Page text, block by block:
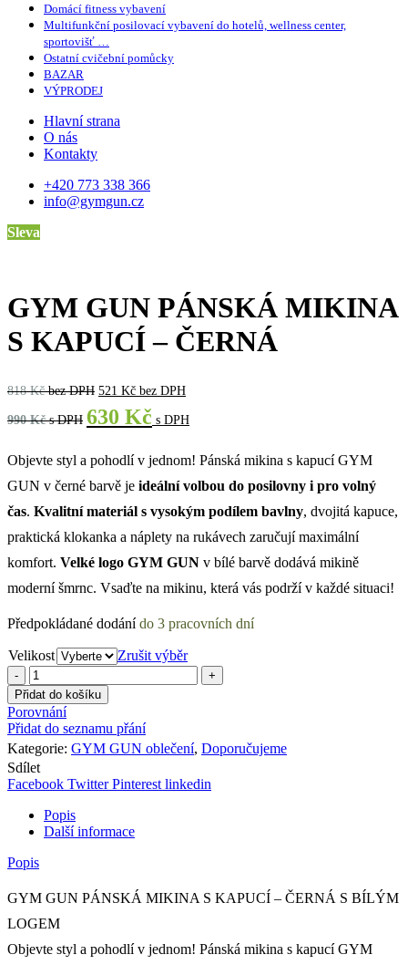
Domácí fitness vybavení
Multifunkční posilovací vybavení do hotelů, wellness center,
sportovišť …
Ostatní cvičební pomůcky
BAZAR
VÝPRODEJ
Hlavní strana
O nás
Kontakty
+420 773 338 366
info@gymgun.cz
Sleva
GYM GUN PÁNSKÁ MIKINA
S KAPUCÍ – ČERNÁ
818Kčbez DPH 521 Kč bez DPH
990Kčs DPH 630 Kč s DPH
Objevte styl a pohodlí v jednom! Pánská mikina s kapucí GYM
GUN v černé barvě je ideální volbou do posilovny i pro volný
čas. Kvalitní materiál s vysokým podílem bavlny, dvojitá kapuce,
praktická klokanka a náplety na rukávech zaručují maximální
komfort. Velké logo GYM GUN v bílé barvě dodává mikině
moderní šmrnc. Vsaďte na mikinu, která vás podrží v každé situaci!
Country
region:
Předpokládané dodánído 3 pracovních dní
Velikost
Zrušit výběr
GYM
GUN
PÁNSKÁ
MIKINA
S
KAPUCÍ
-
ČERNÁ
Přidat do košíku
Porovnání
Přidat do seznamu přání
Kategorie: GYM GUN oblečení, Doporučujeme
Sdílet
Facebook Twitter Pinterest linkedin
Popis
Další informace
Popis
GYM GUN PÁNSKÁ MIKINA S KAPUCÍ – ČERNÁ S BÍLÝM
LOGEM
Objevte styl a pohodlí v jednom! Pánská mikina s kapucí GYM